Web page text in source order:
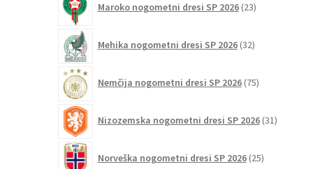
Maroko nogometni dresi SP 2026 23izdelkov
Mehika nogometni dresi SP 2026 32izdelkov
Nemčija nogometni dresi SP 2026 75izdelkov
Nizozemska nogometni dresi SP 2026 31izdelkov
Norveška nogometni dresi SP 2026 25izdelkov